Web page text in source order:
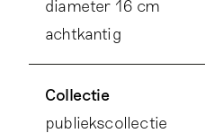
diameter 16 cm
achtkantig
Collectie
publiekscollectie